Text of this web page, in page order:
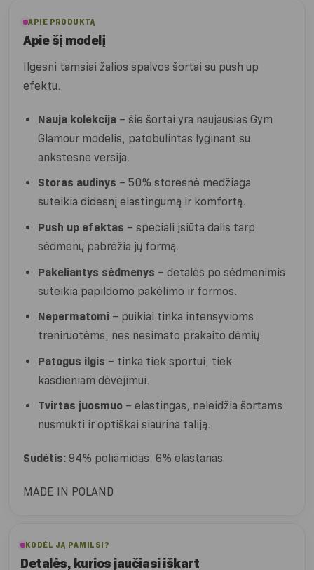
APIE PRODUKTĄ
Apie šį modelį
Ilgesni tamsiai žalios spalvos šortai su push up
efektu.
Nauja kolekcija– šie šortai yra naujausias Gym
Glamour modelis, patobulintas lyginant su
ankstesne versija.
Storas audinys – 50% storesnė medžiaga
suteikia didesnį elastingumą ir komfortą.
Push up efektas – speciali įsiūta dalis tarp
sėdmenų pabrėžia jų formą.
Pakeliantys sėdmenys – detalės po sėdmenimis
suteikia papildomo pakėlimo ir formos.
Nepermatomi– puikiai tinka intensyvioms
treniruotėms, nes nesimato prakaito dėmių.
Patogus ilgis – tinka tiek sportui, tiek
kasdieniam dėvėjimui.
Tvirtas juosmuo– elastingas, neleidžia šortams
nusmukti ir optiškai siaurina taliją.
Sudėtis: 94% poliamidas, 6% elastanas
MADE IN POLAND
KODĖL JĄ PAMILSI?
Detalės, kurios jaučiasi iškart